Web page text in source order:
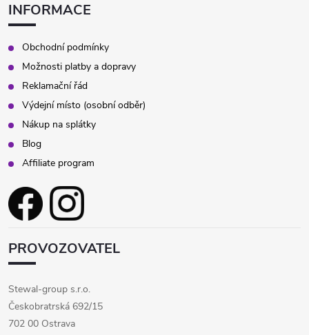
INFORMACE
Obchodní podmínky
Možnosti platby a dopravy
Reklamační řád
Výdejní místo (osobní odběr)
Nákup na splátky
Blog
Affiliate program
PROVOZOVATEL
Stewal-group s.r.o.
Českobratrská 692/15
702 00 Ostrava